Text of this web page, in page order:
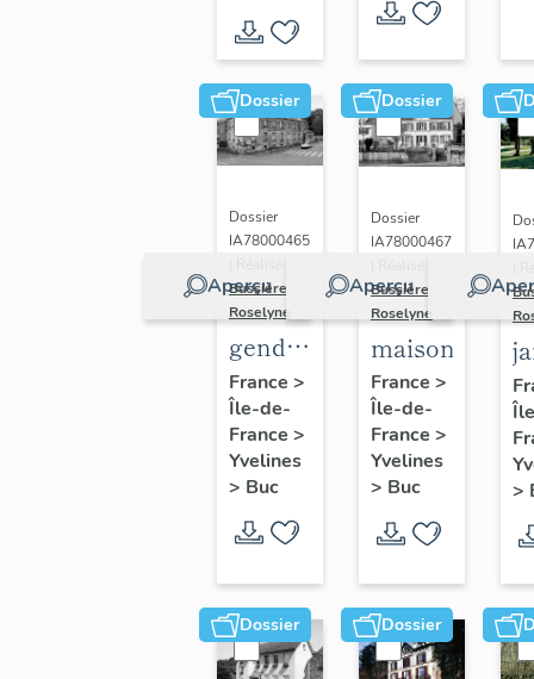
Dossier
Aperçu
Dossier
IA78000465
Bussière
Roselyne
gendarmerie,
actuellement
immeuble
France >
Île-de-
France >
Yvelines
> Buc
Dossier
Aperçu
Dossier
IA78000467
Bussière
Roselyne
maison
France >
Île-de-
France >
Yvelines
> Buc
>
Dossier Dossier